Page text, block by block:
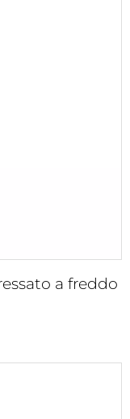
a freddo